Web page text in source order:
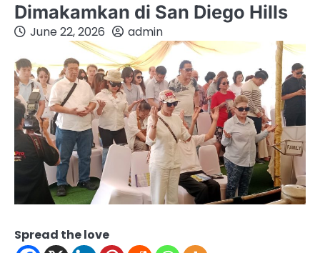
Dimakamkan di San Diego Hills
June 22, 2026 admin
Spread the love